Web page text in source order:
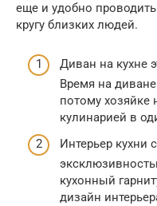
еще и удобно
кругу близких людей.
Диван на кухне
Время на
потому хозяйке
кулинарией в
Интерьер кухни
кухонный
дизайн